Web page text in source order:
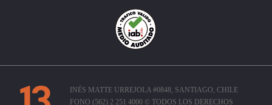
INÉS MATTE URREJOLA #0848, SANTIAGO, CHILE
FONO (562) 2 251 4000 © TODOS LOS DERECHOS